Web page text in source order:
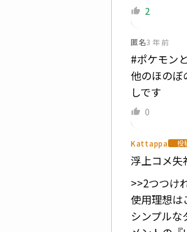
2
匿名3 年 前
#ポケモン
他のほのぼ
しです
0
Kattappa 投
浮上コメ失
>>2つつけ
使用理想は
シンプル